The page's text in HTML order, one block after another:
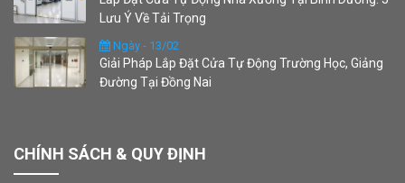
Lưu Ý Về Tải Trọng
Ngày - 13/02
Giải Pháp Lắp Đặt Cửa Tự Động Trường Học, Giảng
Đường Tại Đồng Nai
CHÍNH SÁCH & QUY ĐỊNH